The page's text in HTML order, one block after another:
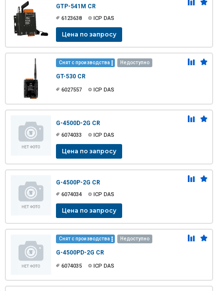
GTP-541M CR
6123638 ICP DAS
Цена по запросу
Снят с производства Недоступно
GT-530 CR
6027557 ICP DAS
G-4500D-2G CR
6074033 ICP DAS
Цена по запросу
G-4500P-2G CR
6074034 ICP DAS
Цена по запросу
Снят с производства Недоступно
G-4500PD-2G CR
6074035 ICP DAS